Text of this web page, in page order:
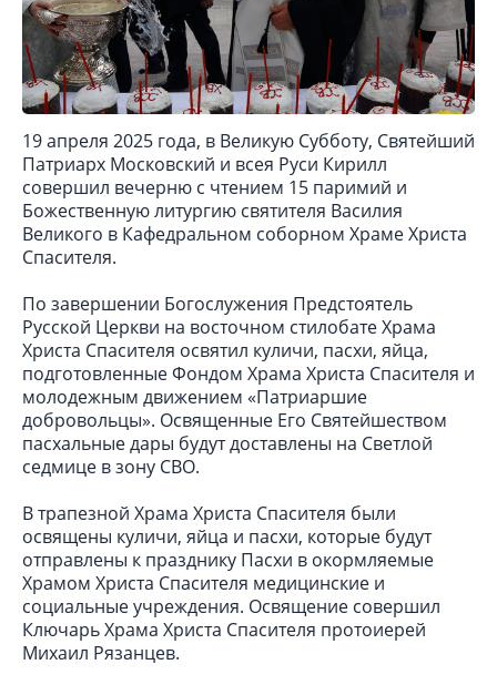
19 апреля 2025 года, в Великую Субботу, Святейший
Патриарх Московский и всея Руси Кирилл
совершил вечерню с чтением 15 паримий и
Божественную литургию святителя Василия
Великого в Кафедральном соборном Храме Христа
Спасителя.
По завершении Богослужения Предстоятель
Русской Церкви на восточном стилобате Храма
Христа Спасителя освятил куличи, пасхи, яйца,
подготовленные Фондом Храма Христа Спасителя и
молодежным движением «Патриаршие
добровольцы». Освященные Его Святейшеством
пасхальные дары будут доставлены на Светлой
седмице в зону СВО.
В трапезной Храма Христа Спасителя были
освящены куличи, яйца и пасхи, которые будут
отправлены к празднику Пасхи в окормляемые
Храмом Христа Спасителя медицинские и
социальные учреждения. Освящение совершил
Ключарь Храма Христа Спасителя протоиерей
Михаил Рязанцев.